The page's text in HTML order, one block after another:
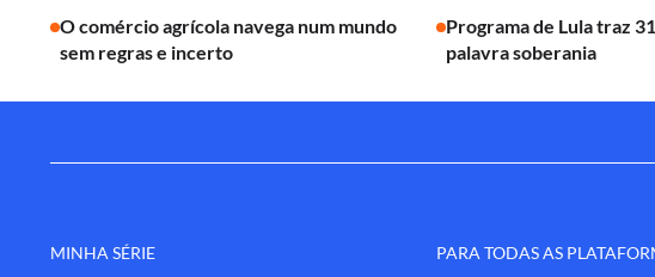
O comércio agrícola navega num mundo
sem regras e incerto
Programa de Lula traz
palavra soberania
MINHA SÉRIE PARA TODAS AS